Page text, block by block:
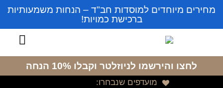
מחירים מיוחדים למוסדות חב"ד – הנחות משמעותיות
ברכישת כמויות!
לחצו והירשמו לניוזלטר וקבלו 10% הנחה
מועדפים שנבחרו: